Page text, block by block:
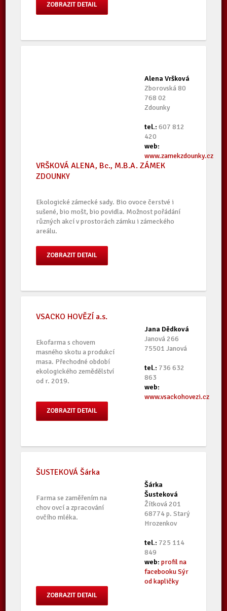
ZOBRAZIT DETAIL
Alena Vršková
Zborovská 80
768 02
Zdounky
tel.: 607 812
420
web:
www.zamekzdounky.cz
VRŠKOVÁ ALENA, Bc., M.B.A. ZÁMEK
ZDOUNKY
Ekologické zámecké sady. Bio ovoce čerstvé i
sušené, bio mošt, bio povidla. Možnost pořádání
různých akcí v prostorách zámku i zámeckého
areálu.
ZOBRAZIT DETAIL
Jana Dědková
Janová 266
75501 Janová
tel.: 736 632
863
web:
www.vsackohovezi.cz
VSACKO HOVĚZÍ a.s.
Ekofarma s chovem
masného skotu a produkcí
masa. Přechodné období
ekologického zemědělství
od r. 2019.
ZOBRAZIT DETAIL
Šárka
Šusteková
Žítková 201
68774 p. Starý
Hrozenkov
tel.: 725 114
849
web: profil na
facebooku Sýr
od kapličky
ŠUSTEKOVÁ Šárka
Farma se zaměřením na
chov ovcí a zpracování
ovčího mléka.
ZOBRAZIT DETAIL